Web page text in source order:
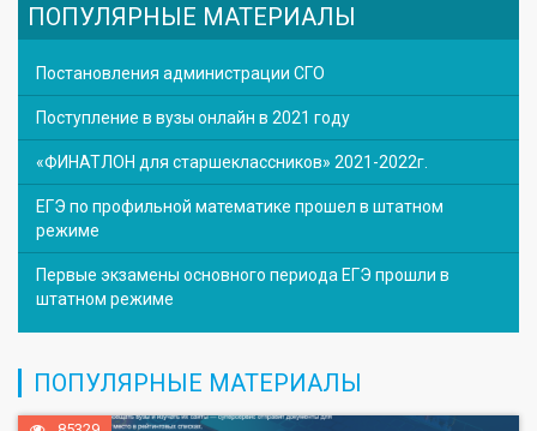
ПОПУЛЯРНЫЕ МАТЕРИАЛЫ
Постановления администрации СГО
Поступление в вузы онлайн в 2021 году
«ФИНАТЛОН для старшеклассников» 2021-2022г.
ЕГЭ по профильной математике прошел в штатном
режиме
Первые экзамены основного периода ЕГЭ прошли в
штатном режиме
ПОПУЛЯРНЫЕ МАТЕРИАЛЫ